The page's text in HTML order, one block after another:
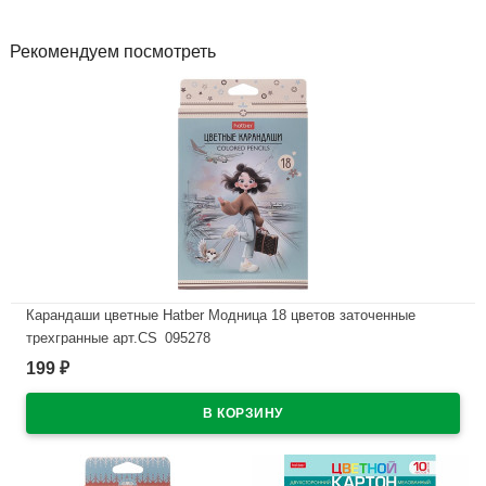
Рекомендуем посмотреть
Карандаши цветные Hatber Модница 18 цветов заточенные
трехгранные арт.CS_095278
В наличии
199 ₽